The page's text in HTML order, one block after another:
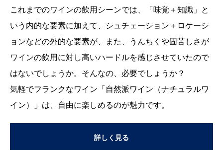
これまでのワインの飲用シーンでは、「味覚＋知識」と
いう内的な要素に加えて、シュチェーション＋ロケーシ
ョンなどの外的な要素が、また、うんちくや固苦しさが
ワインの飲用に対し高いハードルを感じさせていたので
はないでしょうか。そんなの、必要でしょうか？
気軽でフランクなワイン「自然派ワイン（ナチュラルワ
イン）」は、自由に楽しめるのが魅力です。
詳しく見る